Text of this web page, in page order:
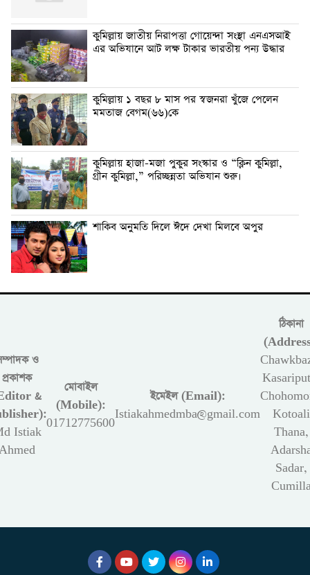
কুমিল্লায় জাতীয় নিরাপত্তা গোয়েন্দা সংস্থা এনএসআই
এর অভিযানে আট লক্ষ টাকার ভারতীয় পন্য উদ্ধার
কুমিল্লায় ১ বছর ৮ মাস পর স্বজনরা খুঁজে পেলেন
মমতাজ বেগম(৬৬)কে
কুমিল্লায় হাজা-মজা পুকুর সংস্কার ও “ক্লিন কুমিল্লা,
গ্রীন কুমিল্লা,” পরিচ্ছন্নতা অভিযান শুরু।
শাকিব অনুমতি দিলে ঈদে দেখা মিলবে অপুর
ও
প্রকাশক
&
Istiak
মোবাইল
(Mobile):
01712775600
ইমেইল (Email):
Istiakahmedmba@gmail.com
ঠিকানা
Kotoali
Thana,
Sadar,